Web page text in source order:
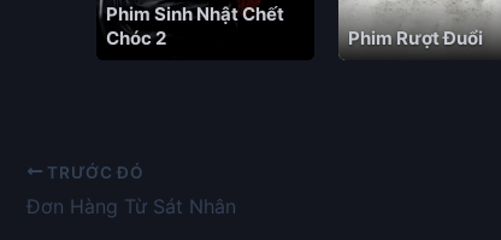
Phim Sinh Nhật Chết
Chóc 2
Phim Rượt Đuổi
TRƯỚC ĐÓ
Đơn Hàng Từ Sát Nhân